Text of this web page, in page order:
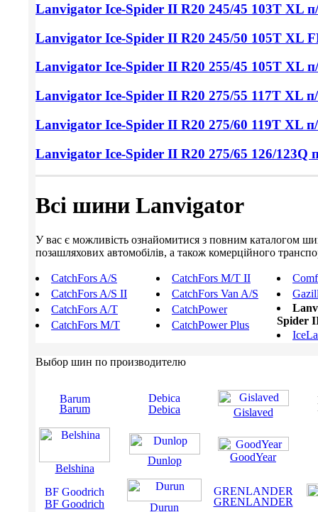
Lanvigator Ice-Spider II R20 245/45 103T XL
Lanvigator Ice-Spider II R20 245/50 105T XL
Lanvigator Ice-Spider II R20 255/45 105T XL
Lanvigator Ice-Spider II R20 275/55 117T XL
Lanvigator Ice-Spider II R20 275/60 119T XL
Lanvigator Ice-Spider II R20 275/65 126/123Q
Всі шини Lanvigator
У вас є можливість ознайомитися з повним каталогом
позашляхових автомобілів, а також комерційного
CatchFors A/S
CatchFors A/S II
CatchFors A/T
CatchFors M/T
CatchFors M/T II
CatchFors Van A/S
CatchPower
CatchPower Plus
Spider
Выбор шин по производителю
Barum
Belshina
BF Goodrich
Debica
Dunlop
Durun
Gislaved
GoodYear
GRENLANDER